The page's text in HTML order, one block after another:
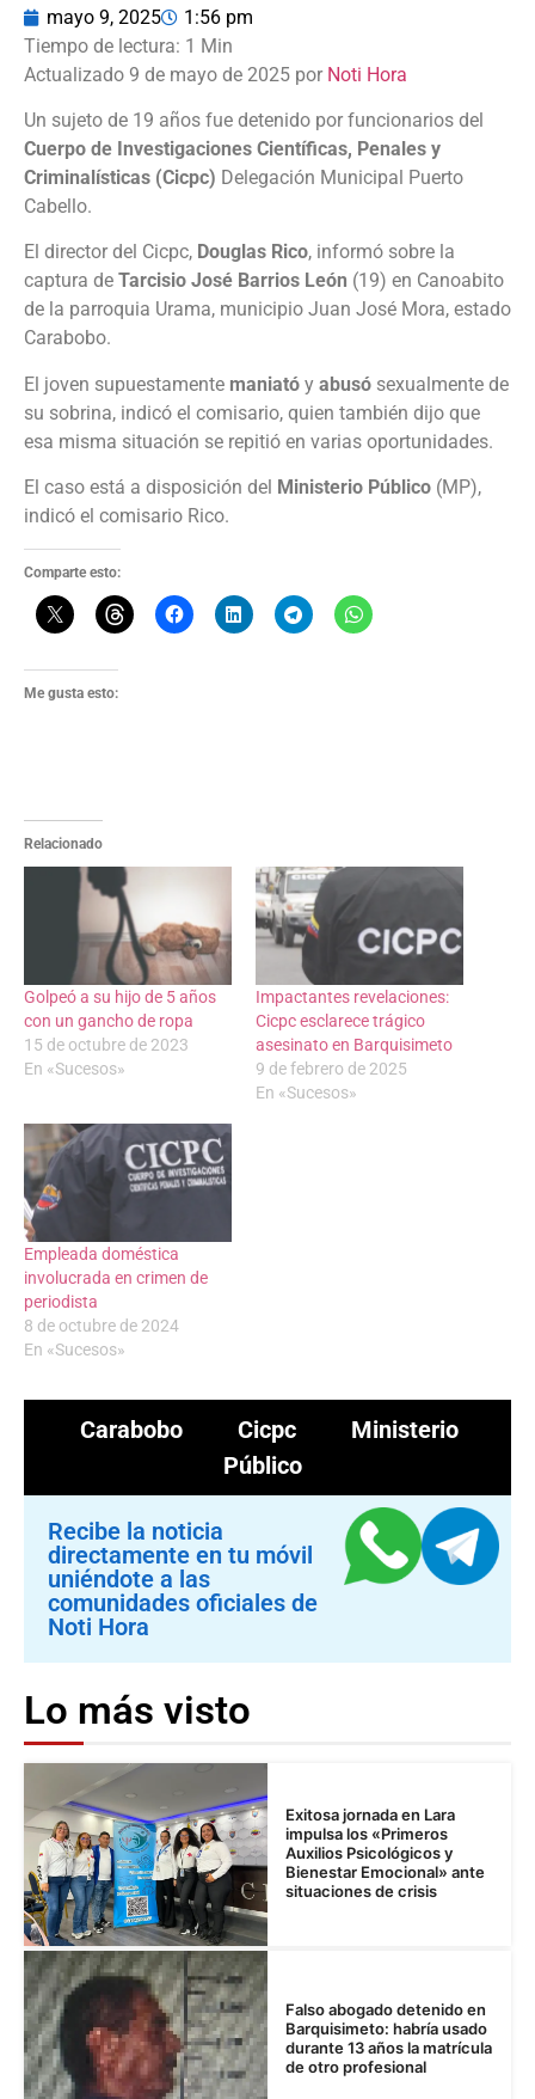
mayo 9, 2025 1:56 pm
Actualizado 9 de mayo de 2025 por Noti Hora
Un sujeto de 19 años fue detenido por funcionarios del
Cuerpo de Investigaciones Científicas, Penales y
Criminalísticas (Cicpc) Delegación Municipal Puerto
Cabello.
El director del Cicpc, Douglas Rico, informó sobre la
captura de Tarcisio José Barrios León (19) en Canoabito
de la parroquia Urama, municipio Juan José Mora, estado
Carabobo.
El joven supuestamente maniató y abusó sexualmente de
su sobrina, indicó el comisario, quien también dijo que
esa misma situación se repitió en varias oportunidades.
El caso está a disposición del Ministerio Público (MP),
indicó el comisario Rico.
Comparte esto:
Me gusta esto:
Relacionado
Golpeó a su hijo de 5 años
con un gancho de ropa
15 de octubre de 2023
En «Sucesos»
Impactantes revelaciones:
Cicpc esclarece trágico
asesinato en Barquisimeto
9 de febrero de 2025
En «Sucesos»
Empleada doméstica
involucrada en crimen de
periodista
8 de octubre de 2024
En «Sucesos»
Carabobo Cicpc
Ministerio
Público
Recibe la noticia
directamente en tu móvil
uniéndote a las
comunidades oficiales de
Noti Hora
Lo más visto
Exitosa jornada en Lara
impulsa los «Primeros
Auxilios Psicológicos y
Bienestar Emocional» ante
situaciones de crisis
Falso abogado detenido en
Barquisimeto: habría usado
durante 13 años la matrícula
de otro profesional